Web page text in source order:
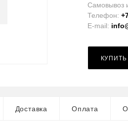
Самовывоз
Телефон:
E-mail:
КУПИТЬ
Доставка Оплата